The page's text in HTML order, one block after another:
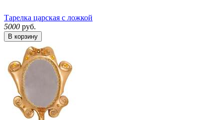
Тарелка царская с ложкой
5000 руб.
В корзину